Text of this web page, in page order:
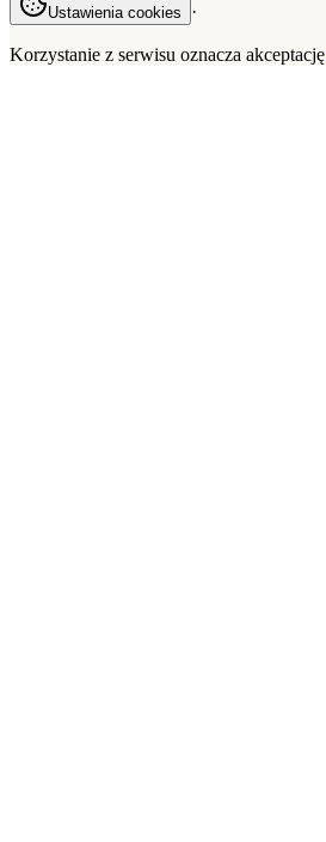
Ustawienia cookies ·
Korzystanie z serwisu oznacza akceptację